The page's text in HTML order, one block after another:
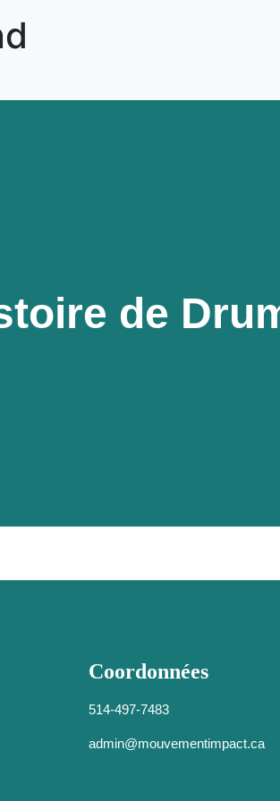
de
Coordonnées
514-497-7483
admin@mouvementimpact.ca